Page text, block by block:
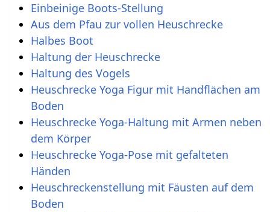
Einbeinige Boots-Stellung
Aus dem Pfau zur vollen Heuschrecke
Halbes Boot
Haltung der Heuschrecke
Haltung des Vogels
Heuschrecke Yoga Figur mit Handflächen am
Boden
Heuschrecke Yoga-Haltung mit Armen neben
dem Körper
Heuschrecke Yoga-Pose mit gefalteten
Händen
Heuschreckenstellung mit Fäusten auf dem
Boden